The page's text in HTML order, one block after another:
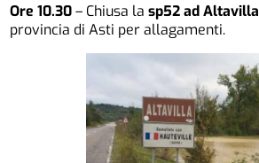
Ore 10.30– Chiusa lasp52 ad Altavilla
provincia di Asti per allagamenti.